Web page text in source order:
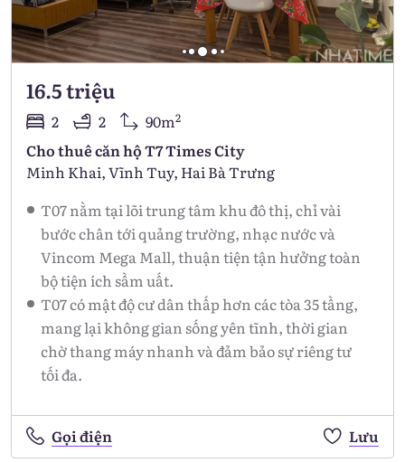
16.5 triệu
2 2 90m2
Cho thuê căn hộ T7 Times City
Minh Khai, Vĩnh Tuy, Hai Bà Trưng
T07 nằm tại lõi trung tâm khu đô thị, chỉ vài
bước chân tới quảng trường, nhạc nước và
Vincom Mega Mall, thuận tiện tận hưởng toàn
bộ tiện ích sầm uất.
T07 có mật độ cư dân thấp hơn các tòa 35 tầng,
mang lại không gian sống yên tĩnh, thời gian
chờ thang máy nhanh và đảm bảo sự riêng tư
tối đa.
Gọi điện Lưu